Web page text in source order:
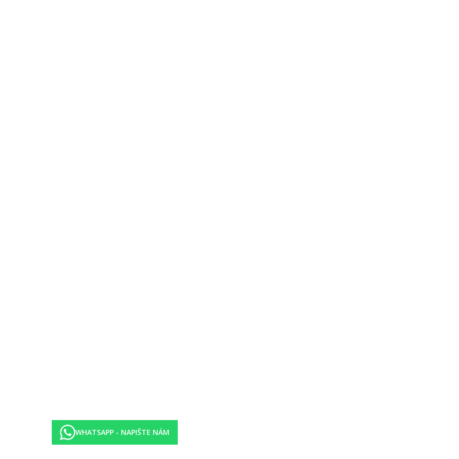
oproti kauci.
(cca 300 m). Lehátka a slunečníky na pláži zdarma, osušky oproti kauci. Bar na pláži.
hod.)
programů.
případných hygienických či protiepidemických opatření v dané destinaci.
WHATSAPP - NAPIŠTE NÁM